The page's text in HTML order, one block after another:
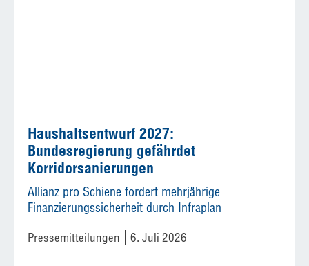
Haushaltsentwurf 2027:
Bundesregierung gefährdet
Korridorsanierungen
Allianz pro Schiene fordert mehrjährige
Finanzierungssicherheit durch Infraplan
Pressemitteilungen 6. Juli 2026